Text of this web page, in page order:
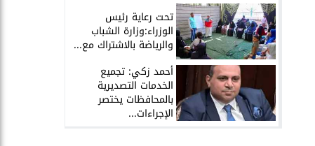
تحت رعاية رئيس
الوزراء:وزارة الشباب
والرياضة بالاشتراك مع...
أحمد زكي: تجميع
الخدمات التصديرية
بالمحافظات يختصر
الإجراءات...